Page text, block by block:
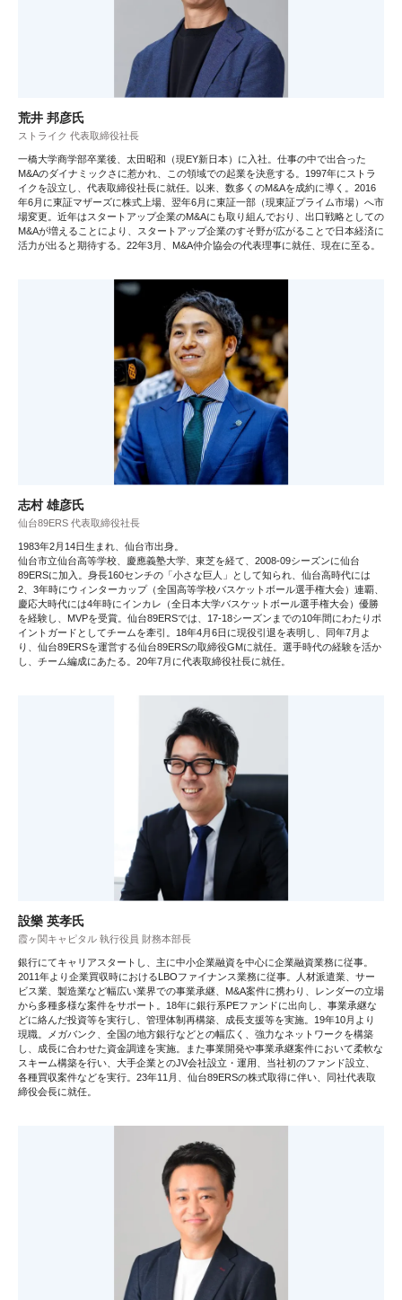
荒井 邦彦氏
ストライク 代表取締役社長
一橋大学商学部卒業後、太田昭和（現EY新日本）に入社。仕事の中で出合った
M&Aのダイナミックさに惹かれ、この領域での起業を決意する。1997年にストラ
イクを設立し、代表取締役社長に就任。以来、数多くのM&Aを成約に導く。2016
年6月に東証マザーズに株式上場、翌年6月に東証一部（現東証プライム市場）へ市
場変更。近年はスタートアップ企業のM&Aにも取り組んでおり、出口戦略としての
M&Aが増えることにより、スタートアップ企業のすそ野が広がることで日本経済に
活力が出ると期待する。22年3月、M&A仲介協会の代表理事に就任、現在に至る。
志村 雄彦氏
仙台89ERS 代表取締役社長
1983年2月14日生まれ、仙台市出身。
仙台市立仙台高等学校、慶應義塾大学、東芝を経て、2008-09シーズンに仙台
89ERSに加入。身長160センチの「小さな巨人」として知られ、仙台高時代には
2、3年時にウィンターカップ（全国高等学校バスケットボール選手権大会）連覇、
慶応大時代には4年時にインカレ（全日本大学バスケットボール選手権大会）優勝
を経験し、MVPを受賞。仙台89ERSでは、17-18シーズンまでの10年間にわたりポ
イントガードとしてチームを牽引。18年4月6日に現役引退を表明し、同年7月よ
り、仙台89ERSを運営する仙台89ERSの取締役GMに就任。選手時代の経験を活か
し、チーム編成にあたる。20年7月に代表取締役社長に就任。
設樂 英孝氏
霞ヶ関キャピタル 執行役員 財務本部長
銀行にてキャリアスタートし、主に中小企業融資を中心に企業融資業務に従事。
2011年より企業買収時におけるLBOファイナンス業務に従事。人材派遣業、サー
ビス業、製造業など幅広い業界での事業承継、M&A案件に携わり、レンダーの立場
から多種多様な案件をサポート。18年に銀行系PEファンドに出向し、事業承継な
どに絡んだ投資等を実行し、管理体制再構築、成長支援等を実施。19年10月より
現職。メガバンク、全国の地方銀行などとの幅広く、強力なネットワークを構築
し、成長に合わせた資金調達を実施。また事業開発や事業承継案件において柔軟な
スキーム構築を行い、大手企業とのJV会社設立・運用、当社初のファンド設立、
各種買収案件などを実行。23年11月、仙台89ERSの株式取得に伴い、同社代表取
締役会長に就任。